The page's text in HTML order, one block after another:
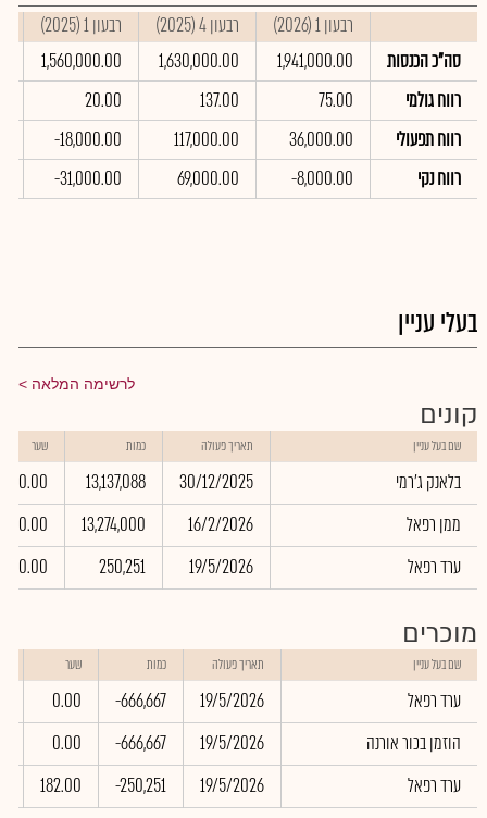
רבעון 1 (2026) רבעון 4 (2025) רבעון 1 (2025)
סה"כ הכנסות
1,941,000.00
1,630,000.00
1,560,000.00
רווח גולמי
75.00
137.00
20.00
רווח תפעולי
36,000.00
117,000.00
-18,000.00
רווח נקי
-8,000.00
69,000.00
-31,000.00
בעלי עניין
לרשימה המלאה
קונים
שם בעל עניין תאריך פעולה כמות שער
בלאנק ג'רמי 30/12/2025
13,137,088
0.00
ממן רפאל
16/2/2026
13,274,000
0.00
ערד רפאל
19/5/2026
250,251
0.00
מוכרים
שם בעל עניין תאריך פעולה כמות שער
ערד רפאל 19/5/2026
-666,667
0.00
הוזמן בכור אורנה
19/5/2026
-666,667
0.00
ערד רפאל
19/5/2026
-250,251
182.00